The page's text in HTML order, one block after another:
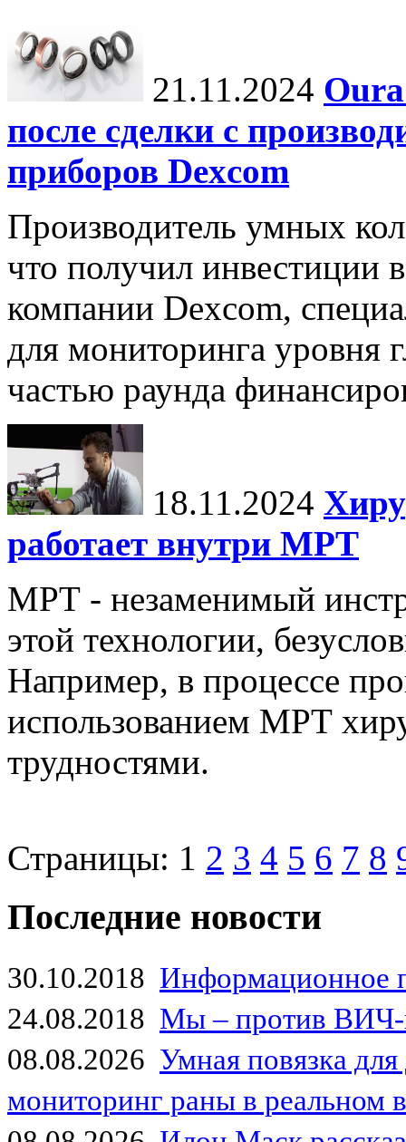
21.11.2024
после сделки с
приборов Dexcom
Производитель умных
что получил инвестиции
компании Dexcom,
для мониторинга уровня
частью раунда
18.11.2024
работает внутри МРТ
МРТ - незаменимый
этой технологии,
Например, в процессе
использованием МРТ
трудностями.
Страницы: 1 2 3 4 5 6 7 8
Последние новости
30.10.2018 Информационное
24.08.2018 Мы – против
08.08.2026 Умная повязка
мониторинг раны в реальном